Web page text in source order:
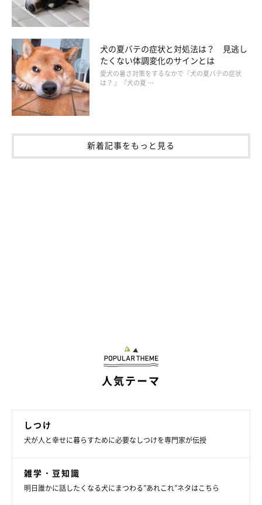
いぬのきもち投稿写真ギャラリー
以上のような犬の被毛や抜け毛の仕組みをふまえると、抜け毛の
多い犬種とは、大量に被毛が抜ける“換毛期がある犬種”といえま
す。換毛期があるのはダブルコートの犬種ですから、以下のよう
犬の夏バテの症状と対処法は？ 見逃し
たくない体調変化のサインとは
愛犬の暑さ対策をするなかで『犬の夏バテの症状
は？ 』『犬の夏 …
新着記事をもっと見る
人気テーマ
しつけ
犬が人と幸せに暮らすために必要なしつけを専門家が伝授
雑学・豆知識
明日誰かに話したくなる犬にまつわる”あれこれ”ネタはこちら